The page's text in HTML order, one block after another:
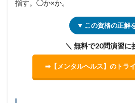
指す。◯か×か。
▼ この資格の正解
＼ 無料で20問演習に
➡【メンタルヘルス】のトラ